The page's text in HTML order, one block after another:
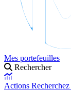
Mes portefeuilles
Rechercher
Actions